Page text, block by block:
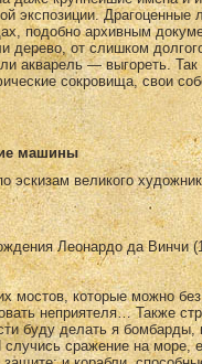
экспозиции. Драгоценные
подобно архивным
от слишком
акварель — выгореть. Так
сокровища, свои
машины
эскизам великого
Леонардо да Винчи
мостов, которые можно без
неприятеля… Также
буду делать я
сражение на море,